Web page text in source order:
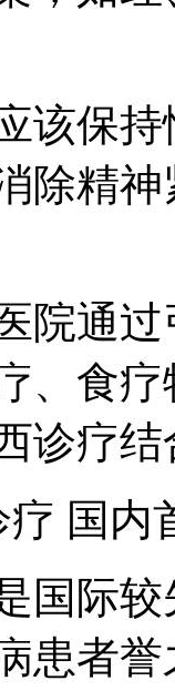
该保
除精
院通
、食
诊疗
国
国际
患者